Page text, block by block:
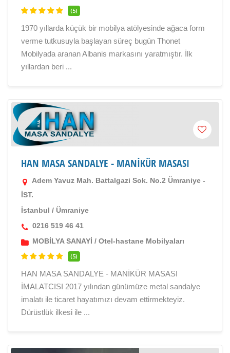
(5)
1970 yıllarda küçük bir mobilya atölyesinde ağaca form
verme tutkusuyla başlayan süreç bugün Thonet
Mobilyada aranan Albanis markasını yaratmıştır. İlk
yıllardan beri ...
HAN MASA SANDALYE - MANİKÜR MASASI
Adem Yavuz Mah. Battalgazi Sok. No.2 Ümraniye -
İST.
İstanbul / Ümraniye
0216 519 46 41
MOBİLYA SANAYİ / Otel-hastane Mobilyaları
(5)
HAN MASA SANDALYE - MANİKÜR MASASI
İMALATCISI 2017 yılından günümüze metal sandalye
imalatı ile ticaret hayatımızı devam ettirmekteyiz.
Dürüstlük ilkesi ile ...